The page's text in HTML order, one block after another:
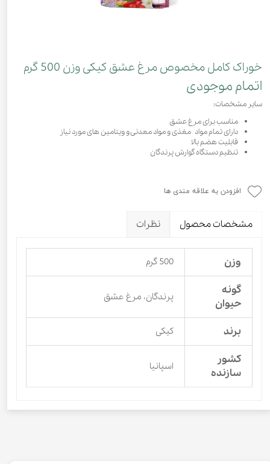
خوراک کامل مخصوص مرغ عشق کیکی وزن 500 گرم
اتمام موجودی
سایر مشخصات:
مناسب برای مرغ عشق
دارای تمام مواد مغذی و مواد معدنی و ویتامین های مورد نیاز
قابلیت هضم بالا
تنظیم دستگاه گوارش پرندگان
افزودن به علاقه مندی ها
مشخصات محصول نظرات
وزن 500 گرم
گونه
حیوان
پرندگان، مرغ عشق
برند کیکی
کشور
سازنده
اسپانیا